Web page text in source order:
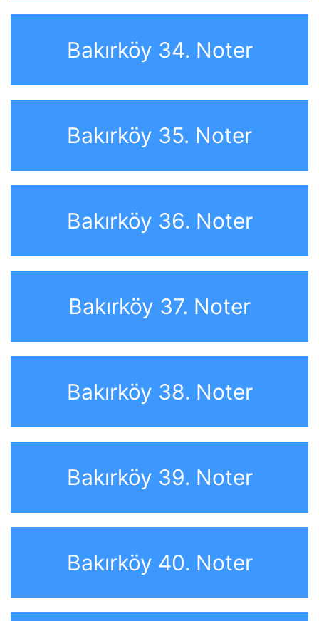
Bakırköy 34. Noter
Bakırköy 35. Noter
Bakırköy 36. Noter
Bakırköy 37. Noter
Bakırköy 38. Noter
Bakırköy 39. Noter
Bakırköy 40. Noter